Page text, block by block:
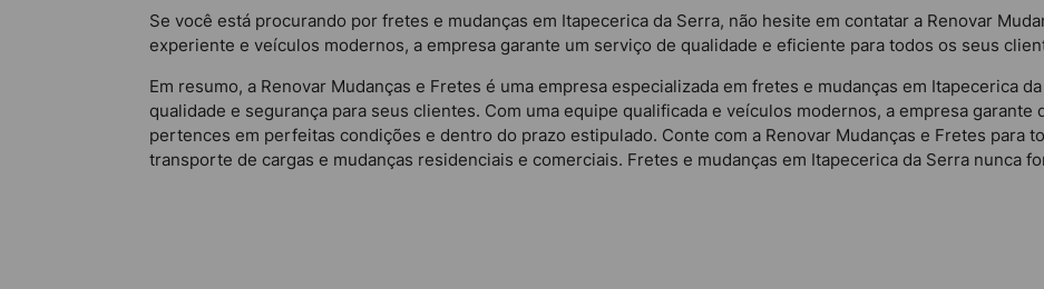
Se você está procurando por fretes e mudanças em Itapecerica da Serra, não hesite em contatar a Renovar
experiente e veículos modernos, a empresa garante um serviço de qualidade e eficiente para todos os seus
Em resumo, a Renovar Mudanças e Fretes é uma empresa especializada em fretes e mudanças em Itapecerica
qualidade e segurança para seus clientes. Com uma equipe qualificada e veículos modernos, a empresa garante
pertences em perfeitas condições e dentro do prazo estipulado. Conte com a Renovar Mudanças e Fretes para
transporte de cargas e mudanças residenciais e comerciais. Fretes e mudanças em Itapecerica da Serra nunca